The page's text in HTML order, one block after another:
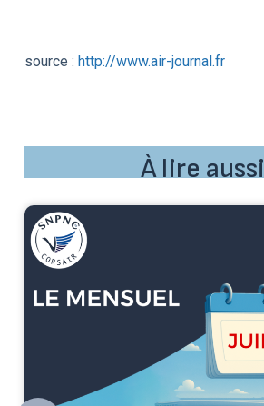
source : http://www.air-journal.fr
À lire aussi